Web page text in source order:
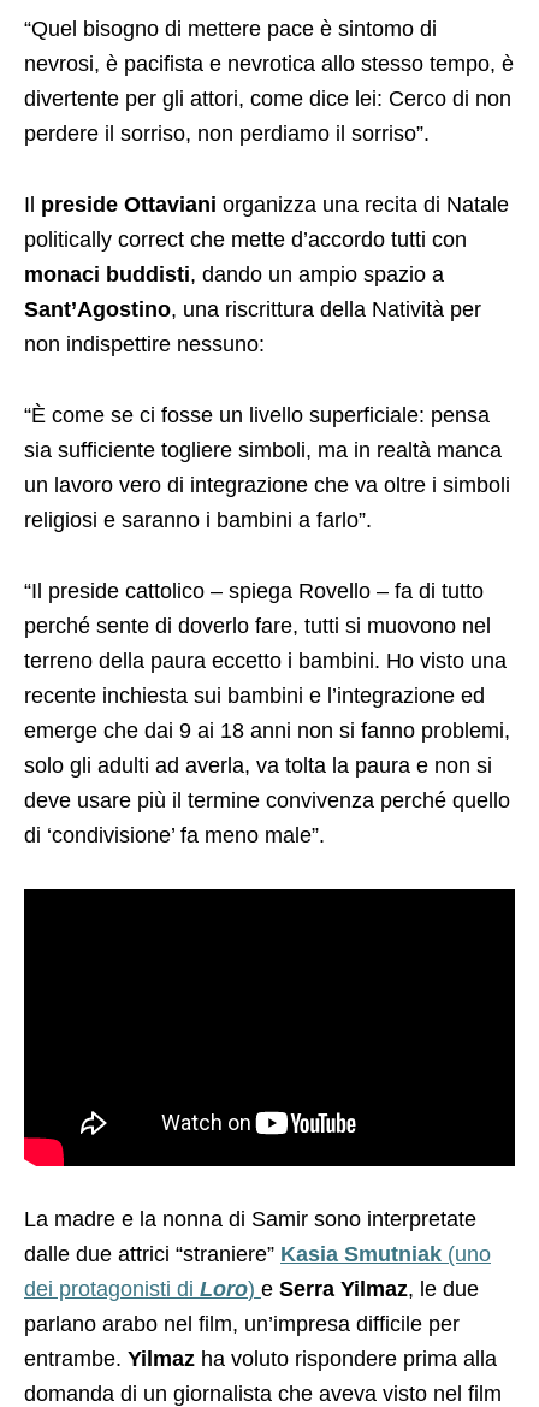
“Quel bisogno di mettere pace è sintomo di
nevrosi, è pacifista e nevrotica allo stesso tempo, è
divertente per gli attori, come dice lei: Cerco di non
perdere il sorriso, non perdiamo il sorriso”.
Il preside Ottaviani organizza una recita di Natale
politically correct che mette d’accordo tutti con
monaci buddisti, dando un ampio spazio a
Sant’Agostino, una riscrittura della Natività per
non indispettire nessuno:
“È come se ci fosse un livello superficiale: pensa
sia sufficiente togliere simboli, ma in realtà manca
un lavoro vero di integrazione che va oltre i simboli
religiosi e saranno i bambini a farlo”.
“Il preside cattolico – spiega Rovello – fa di tutto
perché sente di doverlo fare, tutti si muovono nel
terreno della paura eccetto i bambini. Ho visto una
recente inchiesta sui bambini e l’integrazione ed
emerge che dai 9 ai 18 anni non si fanno problemi,
solo gli adulti ad averla, va tolta la paura e non si
deve usare più il termine convivenza perché quello
di ‘condivisione’ fa meno male”.
La madre e la nonna di Samir sono interpretate
dalle due attrici “straniere” Kasia Smutniak (uno
dei protagonisti di Loro) e Serra Yilmaz, le due
parlano arabo nel film, un’impresa difficile per
entrambe. Yilmaz ha voluto rispondere prima alla
domanda di un giornalista che aveva visto nel film